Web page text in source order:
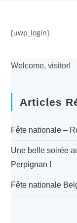
[uwp_login]
Welcome, visitor!
Articles
Fête nationale –
Une belle soirée
Perpignan !
Fête nationale